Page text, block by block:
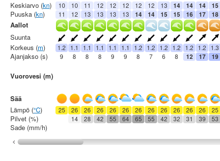
10 10 11 12 12 12 12 12 13 14 14 14 15
11 12 13 13 13 13 14 14 15 15 16 17 18
1.2 1.1 1.1 1.1 1.1 1.1 1.2 1.2 1.2 1.2 1.2 1.2
1.3
9
8 8 8 9 9 8 7 6 8 12 17 19
25 26 26 26 26 26 26 26 26 26 26 26
25
14
28 42 55 64 65 55 42 32 31 39 53
Keskiarvo (kn)
Puuska (kn)
Aallot
Suunta
Korkeus (m)
Ajanjakso (s)
Vuorovesi (m)
Sää
Lämpö (°C)
Pilvet (%)
Sade (mm/h)